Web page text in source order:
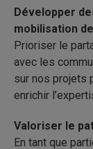
Développer
mobilisation
Prioriser le
avec les
sur nos projets
enrichir
Valoriser le
En tant que